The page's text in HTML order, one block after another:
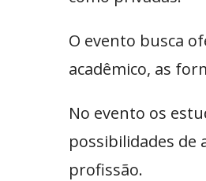
O evento busca
acadêmico, as
No evento os
possibilidades de
profissão.